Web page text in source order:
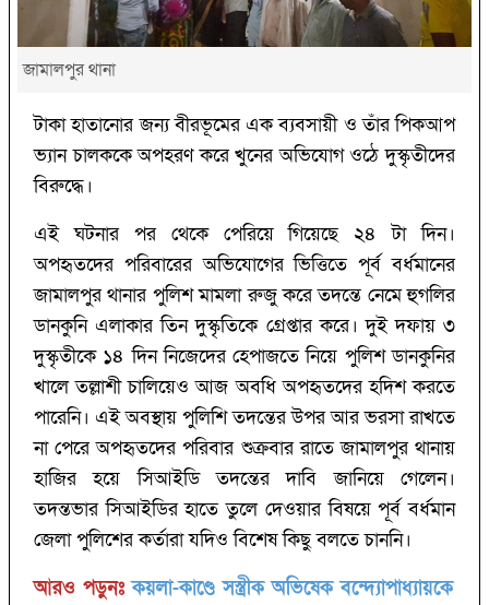
জামালপুর থানা
টাকা হাতানোর জন্য বীরভূমের এক ব্যবসায়ী ও তাঁর পিকআপ
ভ্যান চালককে অপহরণ করে খুনের অভিযোগ ওঠে দুস্কৃতীদের
বিরুদ্ধে।
এই ঘটনার পর থেকে পেরিয়ে গিয়েছে ২৪ টা দিন।
অপহৃতদের পরিবারের অভিযোগের ভিত্তিতে পূর্ব বর্ধমানের
জামালপুর থানার পুলিশ মামলা রুজু করে তদন্তে নেমে হুগলির
ডানকুনি এলাকার তিন দুস্কৃতিকে গ্রেপ্তার করে। দুই দফায় ৩
দুস্কৃতীকে ১৪ দিন নিজেদের হেপাজতে নিয়ে পুলিশ ডানকুনির
খালে তল্লাশী চালিয়েও আজ অবধি অপহৃতদের হদিশ করতে
পারেনি। এই অবস্থায় পুলিশি তদন্তের উপর আর ভরসা রাখতে
না পেরে অপহৃতদের পরিবার শুক্রবার রাতে জামালপুর থানায়
হাজির হয়ে সিআইডি তদন্তের দাবি জানিয়ে গেলেন।
তদন্তভার সিআইডির হাতে তুলে দেওয়ার বিষয়ে পূর্ব বর্ধমান
জেলা পুলিশের কর্তারা যদিও বিশেষ কিছু বলতে চাননি।
আরও পড়ুনঃ কয়লা-কাণ্ডে সস্ত্রীক অভিষেক বন্দ্যোপাধ্যায়কে